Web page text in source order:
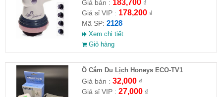
Giá bán : 183,700₫
Giá sỉ VIP : 178,200₫
Mã SP: 2128
Xem chi tiết
Giỏ hàng
Ổ Cắm Du Lịch Honeys ECO-TV1
Giá bán : 32,000₫
Giá sỉ VIP : 27,000₫